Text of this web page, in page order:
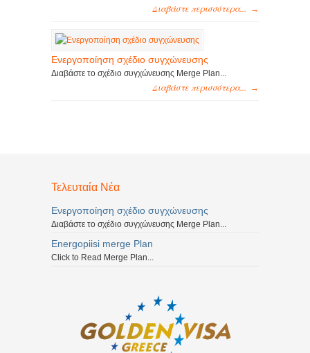
Διαβάστε περισσότερα... →
Ενεργοποίηση σχέδιο συγχώνευσης
Διαβάστε το σχέδιο συγχώνευσης Merge Plan...
Διαβάστε περισσότερα... →
Τελευταία Νέα
Ενεργοποίηση σχέδιο συγχώνευσης
Διαβάστε το σχέδιο συγχώνευσης Merge Plan...
Energopiisi merge Plan
Click to Read Merge Plan...